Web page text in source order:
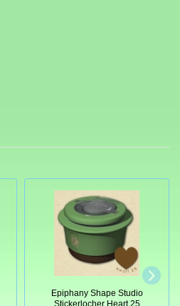
Epiphany Shape Studio
Stickerlocher Heart 25